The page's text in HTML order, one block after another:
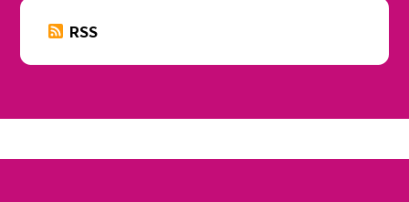
RSS